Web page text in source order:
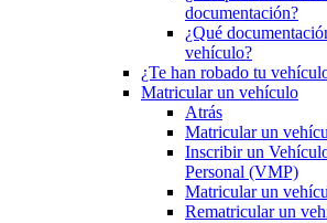
documentación?
¿Qué
vehículo?
¿Te han robado tu
Matricular un vehículo
Atrás
Matricular un
Inscribir un
Personal (VMP)
Matricular un
Rematricular un